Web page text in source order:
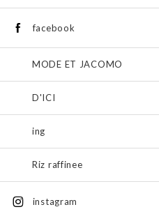
facebook
MODE ET JACOMO
D'ICI
ing
Riz raffinee
instagram